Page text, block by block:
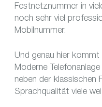
Festnetznummer in
noch sehr viel
Mobilnummer.
Und genau hier kommt
Moderne
neben der klassischen
Sprachqualität viele